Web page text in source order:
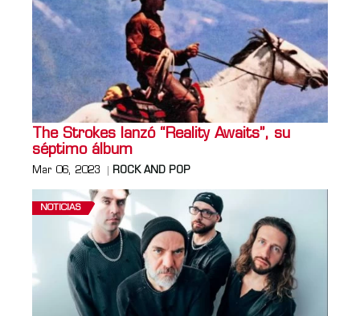
The Strokes lanzó “Reality Awaits”, su
séptimo álbum
Mar 06, 2023 ROCK AND POP
NOTICIAS